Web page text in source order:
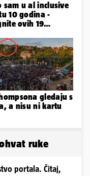
sam u al inclusive
10 godina -
ovih 19
gledaju s
a nisu ni kartu
ruke
portala. Čitaj,